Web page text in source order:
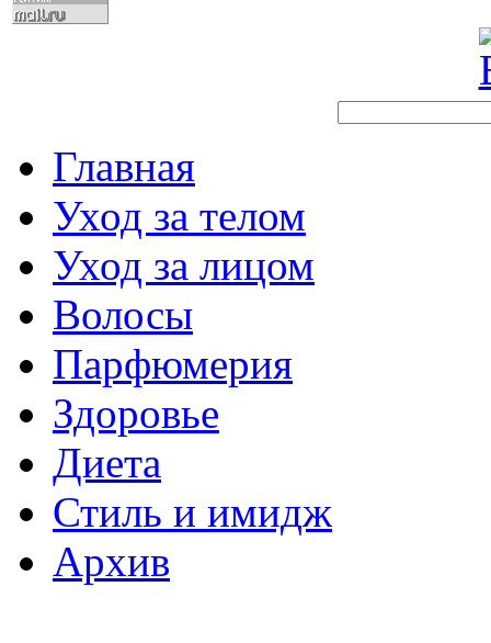
Главная
Уход за телом
Уход за лицом
Волосы
Парфюмерия
Здоровье
Диета
Стиль и имидж
Архив